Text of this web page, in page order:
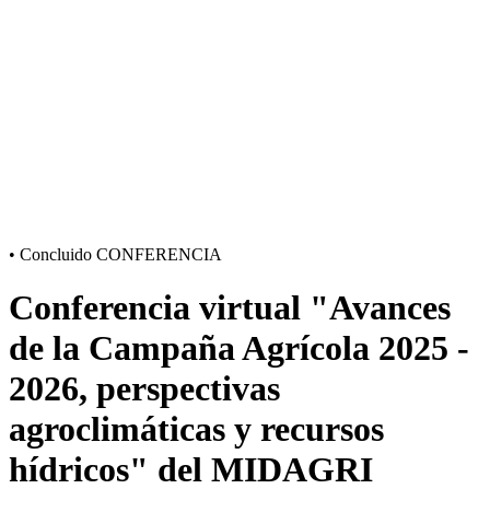
• Concluido CONFERENCIA
Conferencia virtual "Avances
de la Campaña Agrícola 2025 -
2026, perspectivas
agroclimáticas y recursos
hídricos" del MIDAGRI